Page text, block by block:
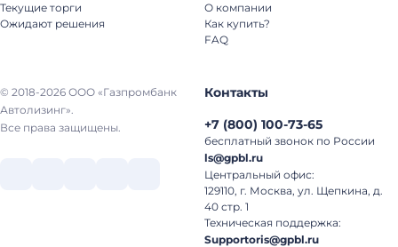
© 2018-2026 ООО «Газпромбанк
Автолизинг».
Все права защищены.
Текущие торги
Ожидают решения
О компании
Как купить?
FAQ
Контакты
+7 (800) 100-73-65
бесплатный звонок по России
ls@gpbl.ru
Центральный офис:
129110, г. Москва, ул. Щепкина, д.
40 стр. 1
Техническая поддержка:
Supportoris@gpbl.ru